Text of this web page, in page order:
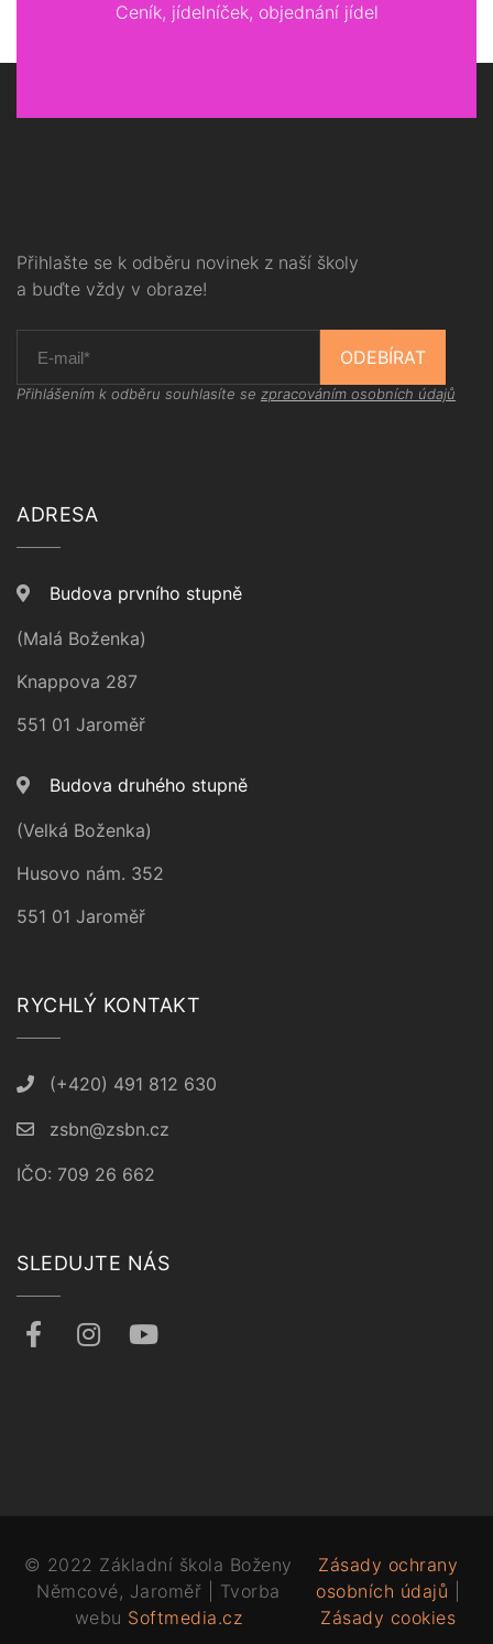
Ceník, jídelníček, objednání jídel
Přihlašte se k odběru novinek z naší školy
a buďte vždy v obraze!
ODEBÍRAT
Přihlášením k odběru souhlasíte se zpracováním osobních údajů
ADRESA
Budova prvního stupně
(Malá Boženka)
Knappova 287
551 01 Jaroměř
Budova druhého stupně
(Velká Boženka)
Husovo nám. 352
551 01 Jaroměř
RYCHLÝ KONTAKT
(+420) 491 812 630
zsbn@zsbn.cz
IČO: 709 26 662
SLEDUJTE NÁS
© 2022 Základní škola Boženy
Němcové, Jaroměř | Tvorba
webu Softmedia.cz
Zásady ochrany
osobních údajů
Zásady cookies